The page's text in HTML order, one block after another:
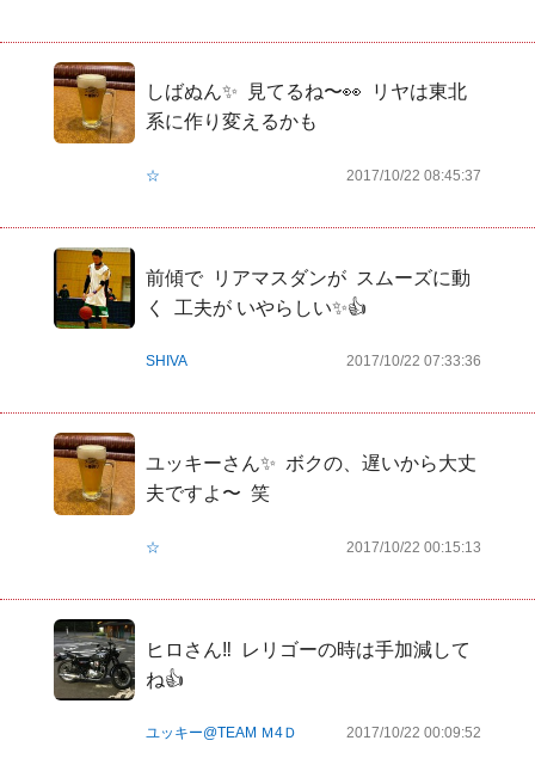
しばぬん✨  見てるね〜👀  リヤは東北
系に作り変えるかも
☆ 2017/10/22 08:45:37
前傾で  リアマスダンが  スムーズに動
く  工夫が いやらしい✨👍
SHIVA 2017/10/22 07:33:36
ユッキーさん✨  ボクの、遅いから大丈
夫ですよ〜  笑
☆ 2017/10/22 00:15:13
ヒロさん‼️  レリゴーの時は手加減して
ね👍
ユッキー@TEAM Ｍ4Ｄ 2017/10/22 00:09:52